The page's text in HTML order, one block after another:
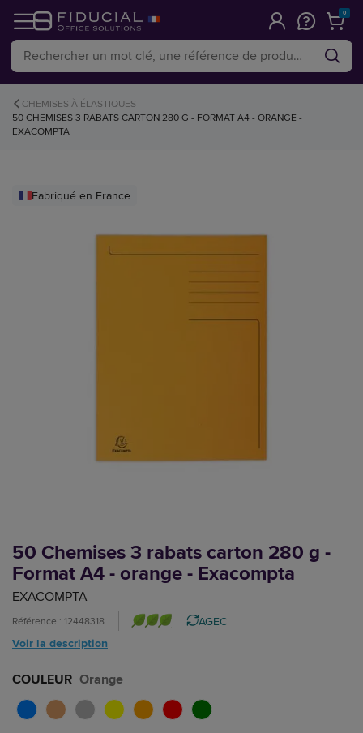
0
CHEMISES À ÉLASTIQUES
50 CHEMISES 3 RABATS CARTON 280 G - FORMAT A4 - ORANGE -
EXACOMPTA
Fabriqué en France
50 Chemises 3 rabats carton 280 g -
Format A4 - orange - Exacompta
EXACOMPTA
Référence : 12448318
AGEC
Voir la description
COULEUR Orange